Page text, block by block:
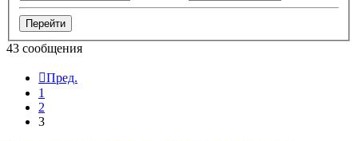
43 сообщения
Пред.
1
2
3